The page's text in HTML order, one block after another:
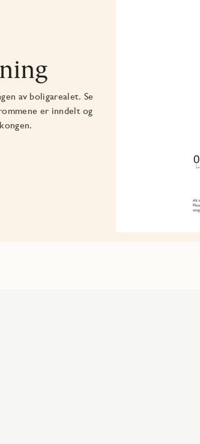
av boligarealet. Se
er inndelt og